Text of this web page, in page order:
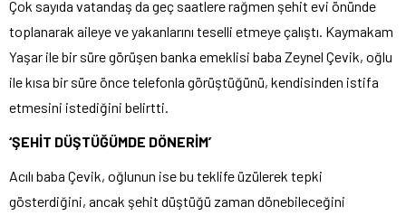
Çok sayıda vatandaş da geç saatlere rağmen şehit evi önünde
toplanarak aileye ve yakanlarını teselli etmeye çalıştı. Kaymakam
Yaşar ile bir süre görüşen banka emeklisi baba Zeynel Çevik, oğlu
ile kısa bir süre önce telefonla görüştüğünü, kendisinden istifa
etmesini istediğini belirtti.
‘ŞEHİT DÜŞTÜĞÜMDE DÖNERİM’
Acılı baba Çevik, oğlunun ise bu teklife üzülerek tepki
gösterdiğini, ancak şehit düştüğü zaman dönebileceğini